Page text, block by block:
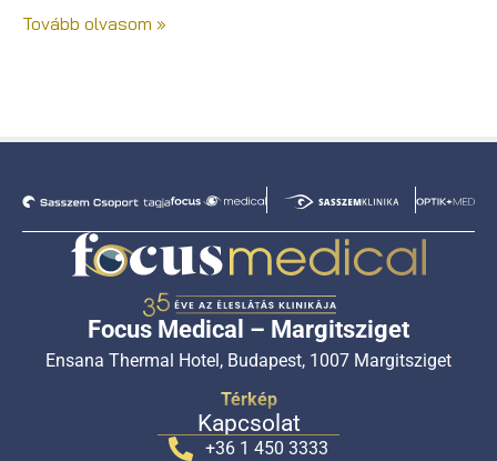
Tovább olvasom »
Focus Medical – Margitsziget
Ensana Thermal Hotel, Budapest, 1007 Margitsziget
Térkép
Kapcsolat
+36 1 450 3333